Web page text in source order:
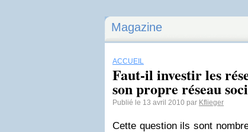
Magazine
ACCUEIL
Faut-il investir les
son propre réseau
Publié le 13 avril 2010 par Kflieger
Cette question ils sont